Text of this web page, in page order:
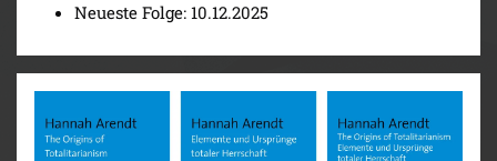
Neueste Folge: 10.12.2025